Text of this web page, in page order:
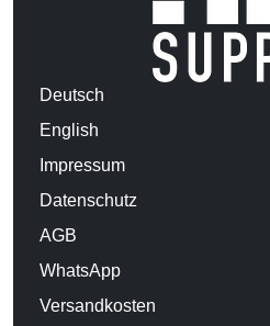
Deutsch
English
Impressum
Datenschutz
AGB
WhatsApp
Versandkosten